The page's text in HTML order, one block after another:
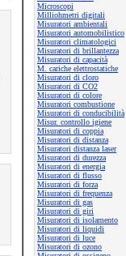
Microscopi
Milliohmetri digitali
Misuratori ambientali
Misuratori automobilistico
Misuratori climatologici
Misuratori di brillantezza
Misuratori di capacità
M. cariche elettrostatiche
Misuratori di cloro
Misuratori di CO2
Misuratori di colore
Misuratori combustione
Misuratori di conducibilità
Misur. controllo igiene
Misuratori di coppia
Misuratori di distanza
Misuratori distanza laser
Misuratori di durezza
Misuratori di energia
Misuratori di flusso
Misuratori di forza
Misuratori di frequenza
Misuratori di gas
Misuratori di giri
Misuratori di isolamento
Misuratori di liquidi
Misuratori di luce
Misuratori di ozono